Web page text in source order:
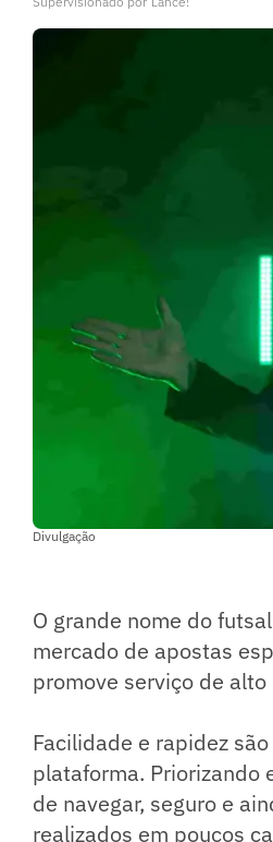
Divulgação
O grande nome do
mercado de apostas
promove serviço de
Facilidade e rapidez
plataforma. Priorizando
de navegar, seguro e
realizados em poucos